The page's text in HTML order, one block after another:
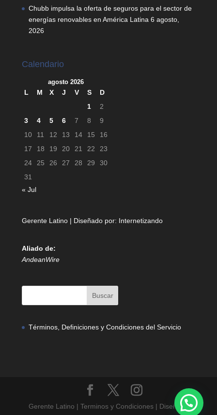
Chubb impulsa la oferta de seguros para el sector de
energías renovables en América Latina 6 agosto,
2026
Calendario
agosto 2026
L M X J V S
D
1
2
3
4 5 6 7 8
9
10
11 12 13 14 15
16
17
18 19 20 21 22
23
24
25 26 27 28 29
30
31
« Jul
Gerente Latino | Diseñado por: Internetizando
Aliado de:
AndeanWire
Términos, Definiciones y Condiciones del Servicio
Gerente Latino | Terminos y Condiciones | Diseñado